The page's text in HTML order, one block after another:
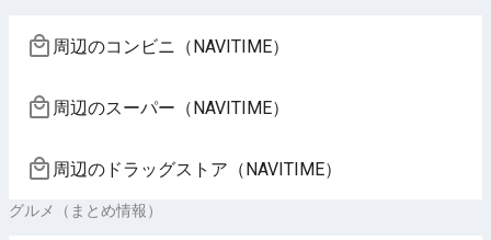
周辺のコンビニ（NAVITIME）
周辺のスーパー（NAVITIME）
周辺のドラッグストア（NAVITIME）
グルメ（まとめ情報）